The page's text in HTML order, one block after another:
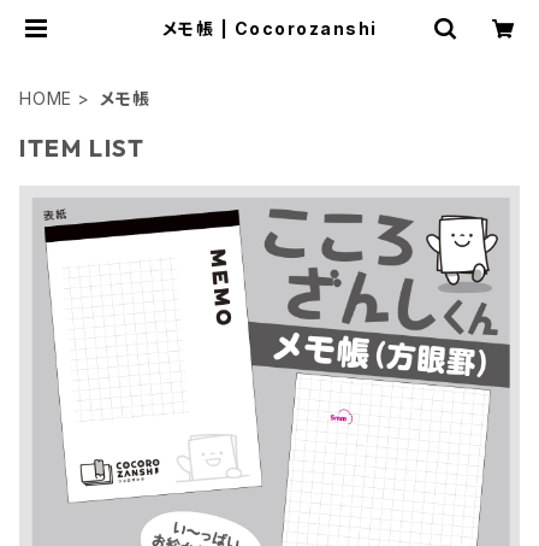
メモ帳 | Cocorozanshi
HOME メモ帳
ITEM LIST